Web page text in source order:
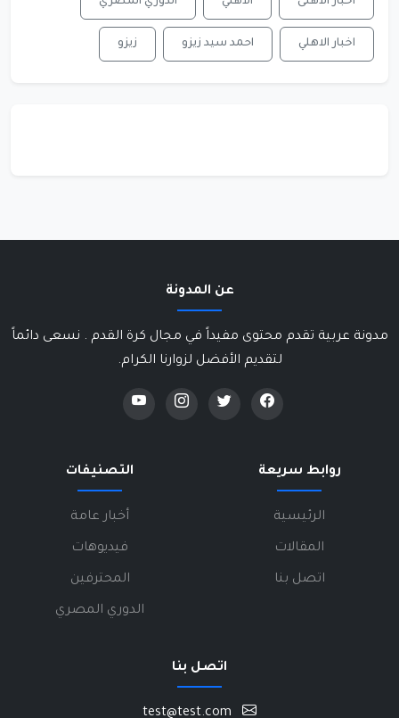
اخبار الاهلي احمد سيد زيزو زيزو
عن المدونة
مدونة عربية تقدم محتوى مفيداً في مجال كرة القدم . نسعى دائماً
لتقديم الأفضل لزوارنا الكرام.
روابط سريعة
الرئيسية
المقالات
اتصل بنا
التصنيفات
أخبار عامة
فيديوهات
المحترفين
الدوري المصري
اتصل بنا